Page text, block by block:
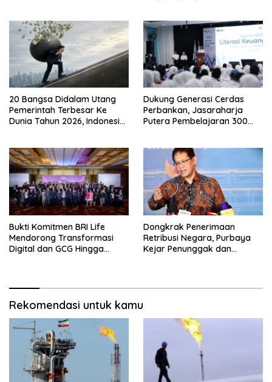
20 Bangsa Didalam Utang
Pemerintah Terbesar Ke
Dunia Tahun 2026, Indonesia
Dukung Generasi Cerdas
Perbankan, Jasaraharja
Putera Pembelajaran 300
Bukti Komitmen BRI Life
Mendorong Transformasi
Digital dan GCG Hingga
Dongkrak Penerimaan
Retribusi Negara, Purbaya
Kejar Penunggak dan
Rekomendasi untuk kamu